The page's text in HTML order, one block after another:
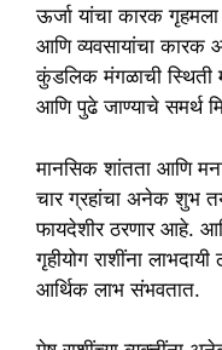
ऊर्जा यांचा कारक गृहमला
आणि व्यवसायांचा कारक
कुंडलिक मंगळाची स्थिती
आणि पुढे जाण्याचे समर्थ
मानसिक शांतता आणि
चार ग्रहांचा अनेक शुभ
फायदेशीर ठरणार आहे.
गृहीयोग राशींना
आर्थिक लाभ संभवतात.